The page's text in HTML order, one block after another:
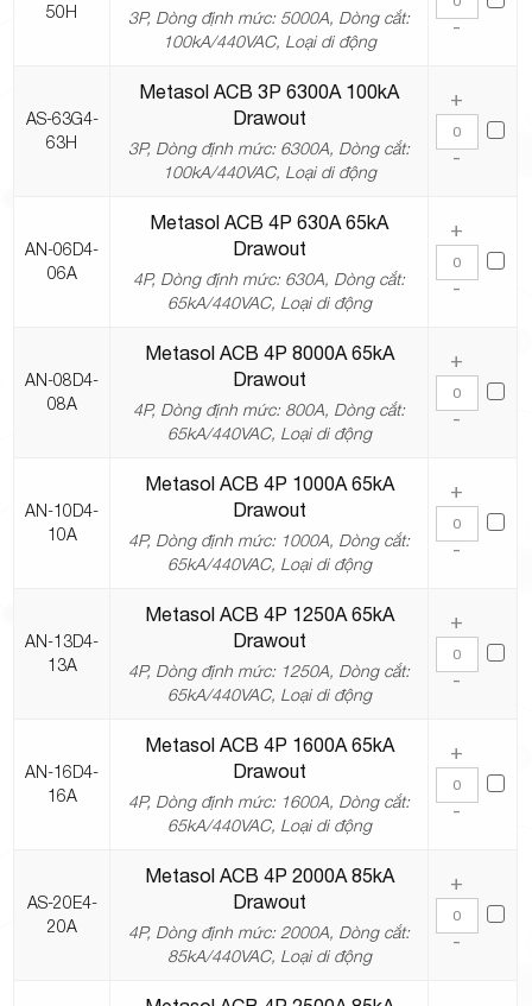
50H
3P, Dòng định mức: 5000A, Dòng cắt:
100kA/440VAC, Loại di động
-
AS-63G4-
63H
Metasol ACB 3P 6300A 100kA
Drawout
3P, Dòng định mức: 6300A, Dòng cắt:
100kA/440VAC, Loại di động
+
-
AN-06D4-
06A
Metasol ACB 4P 630A 65kA
Drawout
4P, Dòng định mức: 630A, Dòng cắt:
65kA/440VAC, Loại di động
+
-
AN-08D4-
08A
Metasol ACB 4P 8000A 65kA
Drawout
4P, Dòng định mức: 800A, Dòng cắt:
65kA/440VAC, Loại di động
+
-
AN-10D4-
10A
Metasol ACB 4P 1000A 65kA
Drawout
4P, Dòng định mức: 1000A, Dòng cắt:
65kA/440VAC, Loại di động
+
-
AN-13D4-
13A
Metasol ACB 4P 1250A 65kA
Drawout
4P, Dòng định mức: 1250A, Dòng cắt:
65kA/440VAC, Loại di động
+
-
AN-16D4-
16A
Metasol ACB 4P 1600A 65kA
Drawout
4P, Dòng định mức: 1600A, Dòng cắt:
65kA/440VAC, Loại di động
+
-
AS-20E4-
20A
Metasol ACB 4P 2000A 85kA
Drawout
4P, Dòng định mức: 2000A, Dòng cắt:
85kA/440VAC, Loại di động
+
-